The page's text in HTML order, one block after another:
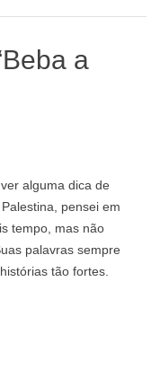
Beba a
alguma dica de
pensei em
tempo, mas não
palavras sempre
tão fortes.